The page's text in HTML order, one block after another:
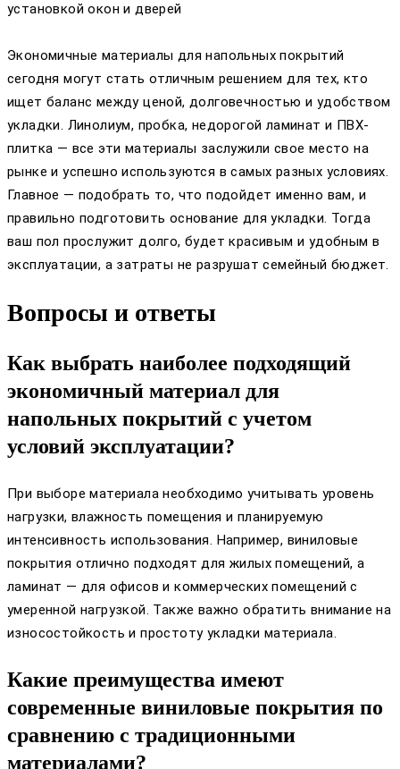
установкой окон и дверей
Экономичные материалы для напольных покрытий
сегодня могут стать отличным решением для тех, кто
ищет баланс между ценой, долговечностью и удобством
укладки. Линолиум, пробка, недорогой ламинат и ПВХ-
плитка — все эти материалы заслужили свое место на
рынке и успешно используются в самых разных условиях.
Главное — подобрать то, что подойдет именно вам, и
правильно подготовить основание для укладки. Тогда
ваш пол прослужит долго, будет красивым и удобным в
эксплуатации, а затраты не разрушат семейный бюджет.
Вопросы и ответы
Как выбрать наиболее подходящий
экономичный материал для
напольных покрытий с учетом
условий эксплуатации?
При выборе материала необходимо учитывать уровень
нагрузки, влажность помещения и планируемую
интенсивность использования. Например, виниловые
покрытия отлично подходят для жилых помещений, а
ламинат — для офисов и коммерческих помещений с
умеренной нагрузкой. Также важно обратить внимание на
износостойкость и простоту укладки материала.
Какие преимущества имеют
современные виниловые покрытия по
сравнению с традиционными
материалами?